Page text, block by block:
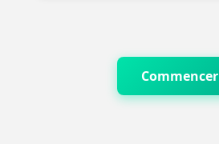
Commencer